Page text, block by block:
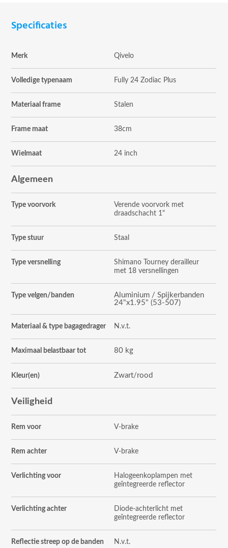
Specificaties
Merk Qivelo
Volledige typenaam Fully 24 Zodiac Plus
Materiaal frame Stalen
Frame maat 38cm
Wielmaat 24 inch
Algemeen
Type voorvork
Verende voorvork met
draadschacht 1"
Type stuur Staal
Type versnelling
Shimano Tourney derailleur
met 18 versnellingen
Type velgen/banden
Aluminium / Spijkerbanden
24"x1.95" (53-507)
Materiaal & type bagagedrager N.v.t.
Maximaal belastbaar tot 80 kg
Kleur(en) Zwart/rood
Veiligheid
Rem voor V-brake
Rem achter V-brake
Verlichting voor
Halogeenkoplampen met
geïntegreerde reflector
Verlichting achter
Diode-achterlicht met
geïntegreerde reflector
Reflectie streep op de banden N.v.t.